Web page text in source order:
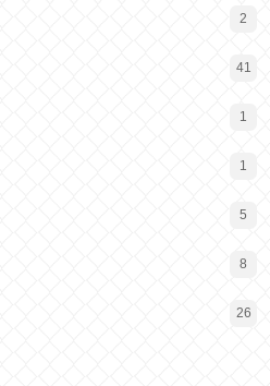
2
41
1
1
5
8
26